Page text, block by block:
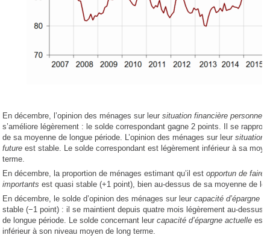
En décembre, l’opinion des ménages sur leursituation financière
s’améliore légèrement : le solde correspondant gagne 2 points. Il se
de sa moyenne de longue période. L’opinion des ménages sur leursituation
futureest stable. Le solde correspondant est légèrement inférieur à sa
terme.
En décembre, la proportion de ménages estimant qu’il estopportun de faire
importantsest quasi stable (+1 point), bien au-dessus de sa moyenne de
En décembre, le solde d’opinion des ménages sur leurcapacité d’épargne
stable (−1 point) : il se maintient depuis quatre mois légèrement au-dessus
de longue période. Le solde concernant leurcapacité d’épargne actuelleest
inférieur à son niveau moyen de long terme.